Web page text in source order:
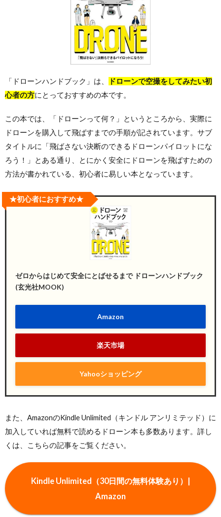
「ドローンハンドブック」は、
ドローンで空撮をしてみたい初
心者の方にとっておすすめの本です。
この本では、「ドローンって何？」というところから、実際に
ドローンを購入して飛ばすまでの手順が記されています。サブ
タイトルに「飛ばさない決断のできるドローンパイロットにな
ろう！」とある通り、とにかく安全にドローンを飛ばすための
方法が書かれている、初心者に易しい本となっています。
ゼロからはじめて安全にとばせるまで ドローンハンドブック
(玄光社MOOK)
Amazon
楽天市場
Yahooショッピング
★初心者におすすめ★
また、AmazonのKindle Unlimited（キンドル アンリミテッド）に
加入していれば無料で読めるドローン本も多数あります。詳し
くは、こちらの記事をご覧ください。
Kindle Unlimited（30日間の無料体験あり）|
Amazon